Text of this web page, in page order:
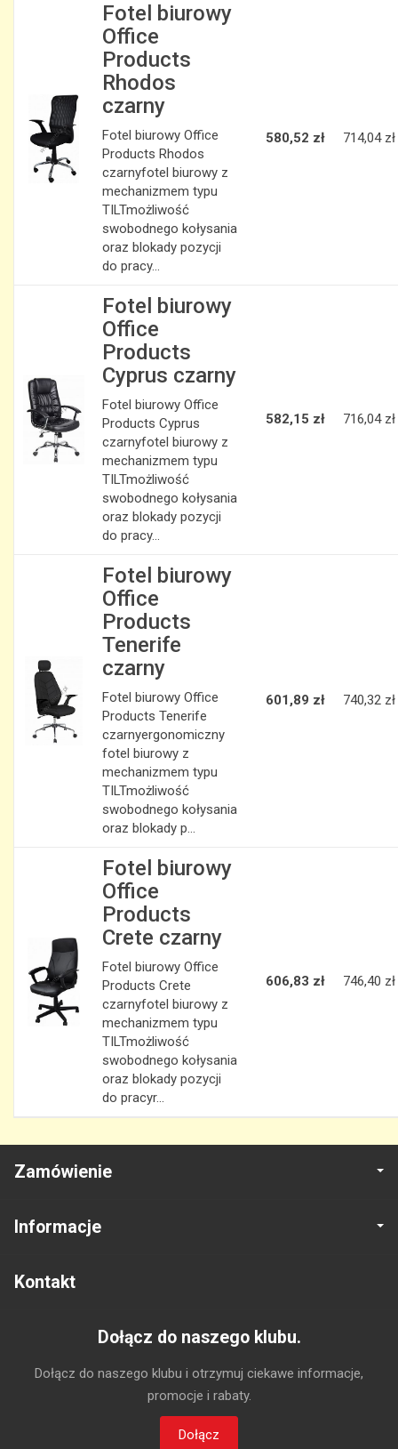
Fotel biurowy
Office
Products
Rhodos
czarny
Fotel biurowy Office
Products Rhodos
czarnyfotel biurowy z
mechanizmem typu
TILTmożliwość
swobodnego kołysania
oraz blokady pozycji
do pracy...
580,52 zł 714,04 zł
Fotel biurowy
Office
Products
Cyprus czarny
Fotel biurowy Office
Products Cyprus
czarnyfotel biurowy z
mechanizmem typu
TILTmożliwość
swobodnego kołysania
oraz blokady pozycji
do pracy...
582,15 zł 716,04 zł
Fotel biurowy
Office
Products
Tenerife
czarny
Fotel biurowy Office
Products Tenerife
czarnyergonomiczny
fotel biurowy z
mechanizmem typu
TILTmożliwość
swobodnego kołysania
oraz blokady p...
601,89 zł 740,32 zł
Fotel biurowy
Office
Products
Crete czarny
Fotel biurowy Office
Products Crete
czarnyfotel biurowy z
mechanizmem typu
TILTmożliwość
swobodnego kołysania
oraz blokady pozycji
do pracyr...
606,83 zł 746,40 zł
Zamówienie
Informacje
Kontakt
Dołącz do naszego klubu.
Dołącz do naszego klubu i otrzymuj ciekawe informacje,
promocje i rabaty.
Dołącz